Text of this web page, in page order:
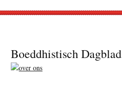
Footer
Boeddhistisch Dagblad